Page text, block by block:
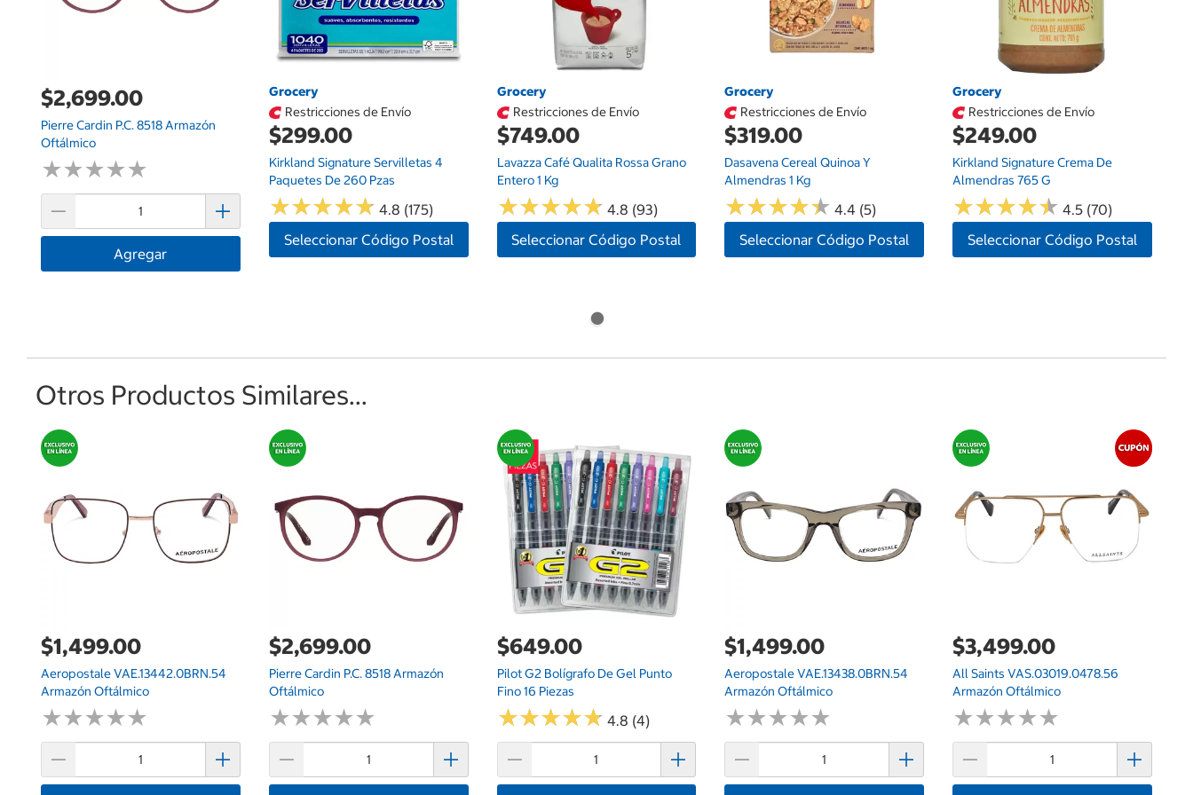
$2,699.00
Pierre Cardin P.C. 8518 Armazón
Oftálmico
★★★★★
★★★★★
Agregar
Grocery
Restricciones de Envío
$299.00
Kirkland Signature Servilletas 4
Paquetes De 260 Pzas
★★★★★
★★★★★ 4.8 (175)
Seleccionar Código Postal
Grocery
Restricciones de Envío
$749.00
Lavazza Café Qualita Rossa Grano
Entero 1 Kg
★★★★★
★★★★★ 4.8 (93)
Seleccionar Código Postal
Grocery
Restricciones de Envío
$319.00
Dasavena Cereal Quinoa Y
Almendras 1 Kg
★★★★★
★★★★★ 4.4 (5)
Seleccionar Código Postal
Grocery
Restricciones de Envío
$249.00
Kirkland Signature Crema De
Almendras 765 G
★★★★★
★★★★★ 4.5 (70)
Seleccionar Código Postal
Otros Productos Similares...
$1,499.00
Aeropostale VAE.13442.0BRN.54
Armazón Oftálmico
★★★★★
★★★★★
$2,699.00
Pierre Cardin P.C. 8518 Armazón
Oftálmico
★★★★★
★★★★★
$649.00
Pilot G2 Bolígrafo De Gel Punto
Fino 16 Piezas
★★★★★
★★★★★ 4.8 (4)
$1,499.00
Aeropostale VAE.13438.0BRN.54
Armazón Oftálmico
★★★★★
★★★★★
$3,499.00
All Saints VAS.03019.0478.56
Armazón Oftálmico
★★★★★
★★★★★